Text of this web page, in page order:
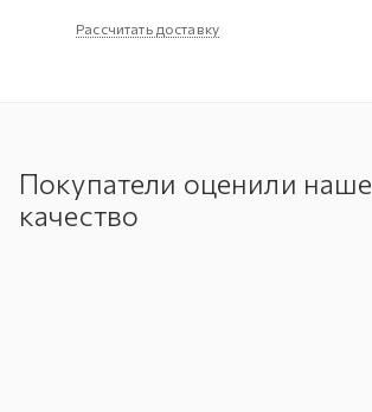
Рассчитать доставку
Покупатели оценили наше
качество